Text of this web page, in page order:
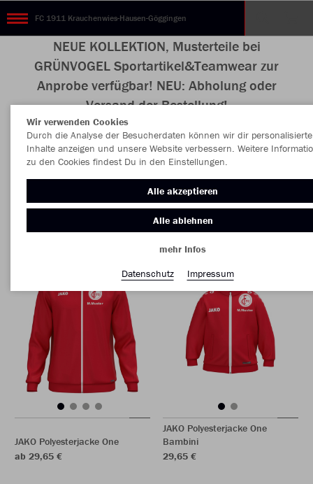
FC 1911 Krauchenwies-Hausen-Göggingen
NEUE KOLLEKTION, Musterteile bei
GRÜNVOGEL Sportartikel&Teamwear zur
Anprobe verfügbar! NEU: Abholung oder
Versand der Bestellung!
JAKO Polyesterjacke One
ab 29,65 €
JAKO Polyesterjacke One
Bambini
29,65 €
Wir verwenden Cookies
Durch die Analyse der Besucherdaten können wir dir personalisierte
Inhalte anzeigen und unsere Website verbessern. Weitere
zu den Cookies findest Du in den Einstellungen.
Alle akzeptieren
Alle ablehnen
mehr Infos
Datenschutz
Impressum